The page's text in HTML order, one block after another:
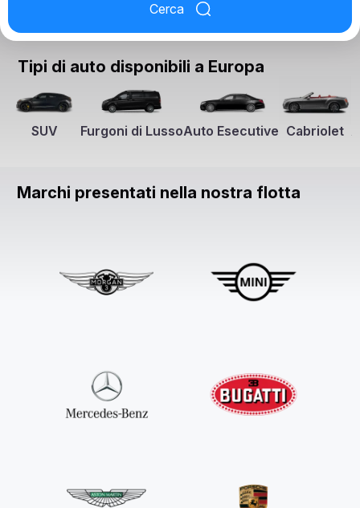
Cerca
Tipi di auto disponibili a Europa
SUV Furgoni di LussoAuto Esecutive Cabriolet
Marchi presentati nella nostra flotta